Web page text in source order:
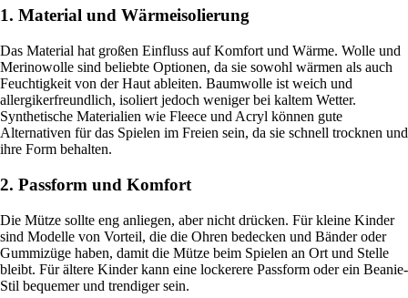
1. Material und Wärmeisolierung
Das Material hat großen Einfluss auf Komfort und Wärme. Wolle und
Merinowolle sind beliebte Optionen, da sie sowohl wärmen als auch
Feuchtigkeit von der Haut ableiten. Baumwolle ist weich und
allergikerfreundlich, isoliert jedoch weniger bei kaltem Wetter.
Synthetische Materialien wie Fleece und Acryl können gute
Alternativen für das Spielen im Freien sein, da sie schnell trocknen und
ihre Form behalten.
2. Passform und Komfort
Die Mütze sollte eng anliegen, aber nicht drücken. Für kleine Kinder
sind Modelle von Vorteil, die die Ohren bedecken und Bänder oder
Gummizüge haben, damit die Mütze beim Spielen an Ort und Stelle
bleibt. Für ältere Kinder kann eine lockerere Passform oder ein Beanie-
Stil bequemer und trendiger sein.